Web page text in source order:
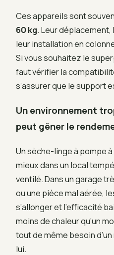
Ces appareils sont
60 kg. Leur déplacement,
leur installation en
Si vous souhaitez le
faut vérifier la
s’assurer que le support
Un environnement
peut gêner le
Un sèche-linge à pompe
mieux dans un local
ventilé. Dans un garage
ou une pièce mal aérée,
s’allonger et l’efficacité
moins de chaleur qu’un
tout de même besoin
lui.